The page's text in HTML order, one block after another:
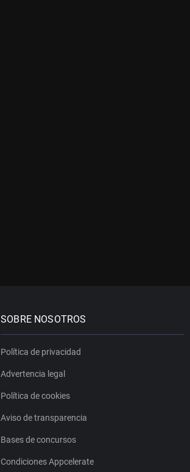
SOBRE NOSOTROS
Política de privacidad
Advertencia legal
Política de cookies
Aviso de transparencia
Bases de concursos
Condiciones Appcelerate